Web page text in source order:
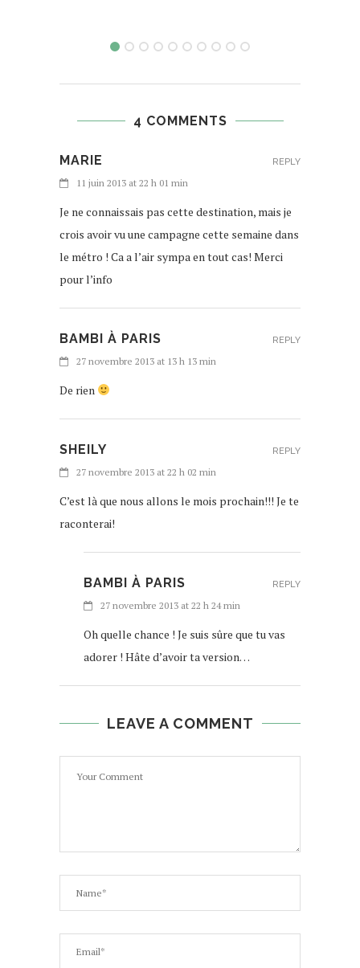
4 COMMENTS
MARIE
11 juin 2013 at 22 h 01 min
Je ne connaissais pas cette destination, mais je
crois avoir vu une campagne cette semaine dans
le métro ! Ca a l’air sympa en tout cas! Merci
pour l’info
REPLY
BAMBI À PARIS
27 novembre 2013 at 13 h 13 min
De rien
REPLY
SHEILY
27 novembre 2013 at 22 h 02 min
C’est là que nous allons le mois prochain!!! Je te
raconterai!
REPLY
BAMBI À PARIS
27 novembre 2013 at 22 h 24 min
Oh quelle chance ! Je suis sûre que tu vas
adorer ! Hâte d’avoir ta version…
REPLY
LEAVE A COMMENT